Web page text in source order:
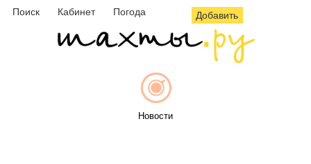
Поиск Кабинет Погода Добавить
Новости